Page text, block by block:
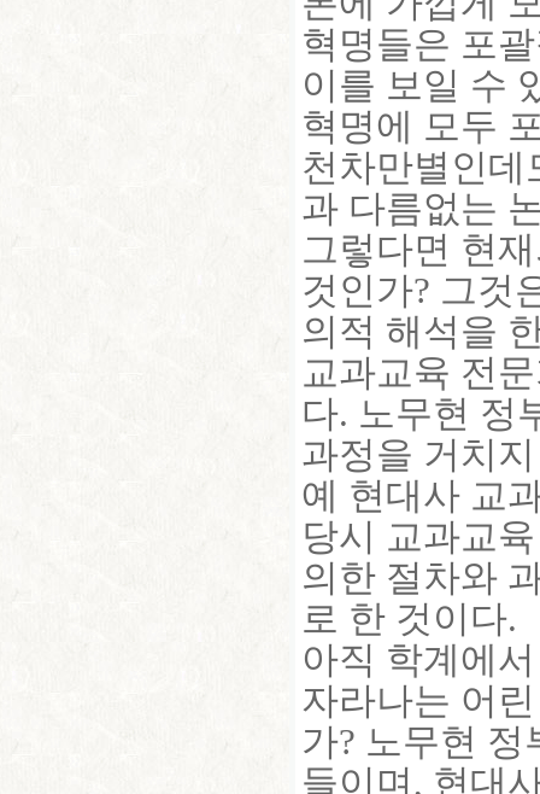
혁명들은 포
이를 보일 수
혁명에 모두
천차만별인데
과 다름없는
그렇다면 현
것인가? 그것
의적 해석을
교과교육 전
다. 노무현 정
과정을 거치
예 현대사 교
당시 교과교
의한 절차와
로 한 것이다.
아직 학계에
자라나는 어
가? 노무현
들이며, 현대